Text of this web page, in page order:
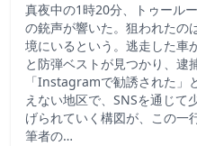
真夜中の1時20分、トゥール
の銃声が響いた。狙われたの
境にいるという。逃走した車
と防弾ベストが見つかり、逮
「Instagramで勧誘された」
えない地区で、SNSを通じて
げられていく構図が、この一
筆者の…